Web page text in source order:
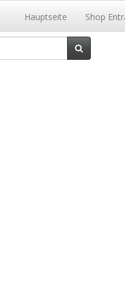
Hauptseite Shop